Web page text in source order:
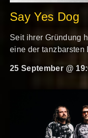
Say Yes Dog
Seit ihrer Gründung
eine der
25 September @